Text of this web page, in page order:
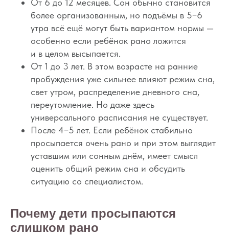
От 6 до 12 месяцев. Сон обычно становится
более организованным, но подъёмы в 5−6
утра всё ещё могут быть вариантом нормы —
особенно если ребёнок рано ложится
и в целом высыпается.
От 1 до 3 лет. В этом возрасте на ранние
пробуждения уже сильнее влияют режим сна,
свет утром, распределение дневного сна,
переутомление. Но даже здесь
универсального расписания не существует.
После 4−5 лет. Если ребёнок стабильно
просыпается очень рано и при этом выглядит
уставшим или сонным днём, имеет смысл
оценить общий режим сна и обсудить
ситуацию со специалистом.
Почему дети просыпаются
слишком рано